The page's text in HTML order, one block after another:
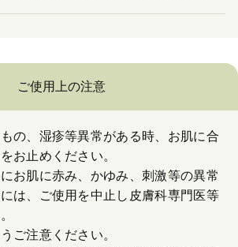
ご使用上の注意
の、湿疹等異常がある時、お肌に合
お止めください。
お肌に赤み、かゆみ、刺激等の異常
は、ご使用を中止し皮膚科専門医等
ご注意ください。